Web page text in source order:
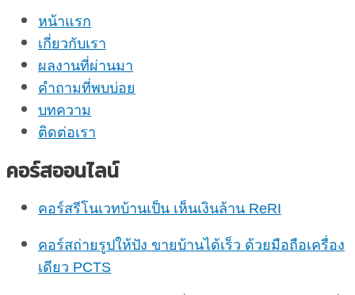
หน้าแรก
เกี่ยวกับเรา
ผลงานที่ผ่านมา
คำถามที่พบบ่อย
บทความ
ติดต่อเรา
คอร์สออนไลน์
คอร์สรีโนเวทบ้านเป็น เห็นเงินล้าน ReRI
คอร์สถ่ายรูปให้ปัง ขายบ้านได้เร็ว ด้วยมือถือเครื่อง
เดียว PCTS